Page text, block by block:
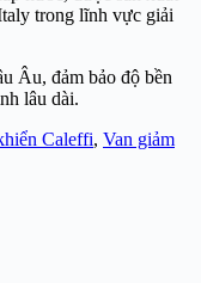
trong lĩnh vực giải
Âu, đảm bảo độ bền
lâu dài.
Caleffi, Van giảm